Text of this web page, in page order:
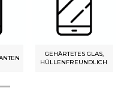
GEHÄRTETES GLAS,
HÜLLENFREUNDLICH